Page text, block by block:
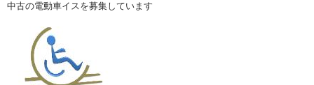
中古の電動車イスを募集しています